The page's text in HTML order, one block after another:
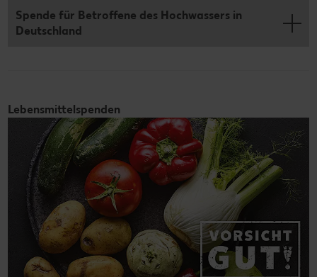
Spende für Betroffene des Hochwassers in
Deutschland
Lebensmittelspenden